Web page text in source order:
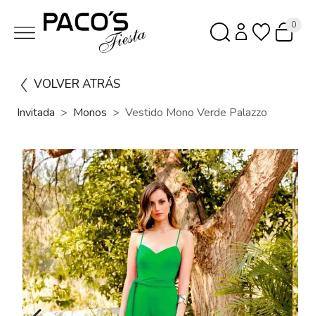
0
VOLVER ATRÁS
Invitada Monos Vestido Mono Verde Palazzo